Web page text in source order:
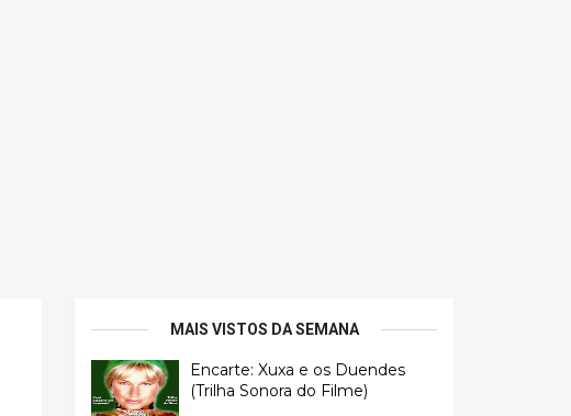
MAIS VISTOS DA SEMANA
Encarte: Xuxa e os Duendes
(Trilha Sonora do Filme)